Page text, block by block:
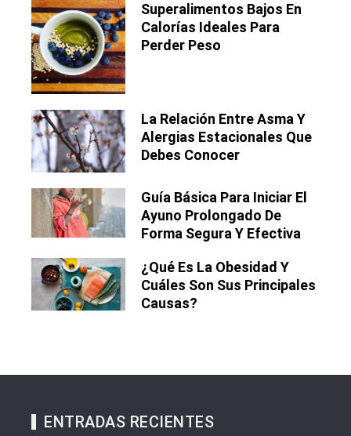
Superalimentos Bajos En
Calorías Ideales Para
Perder Peso
La Relación Entre Asma Y
Alergias Estacionales Que
Debes Conocer
Guía Básica Para Iniciar El
Ayuno Prolongado De
Forma Segura Y Efectiva
¿Qué Es La Obesidad Y
Cuáles Son Sus Principales
Causas?
ENTRADAS RECIENTES